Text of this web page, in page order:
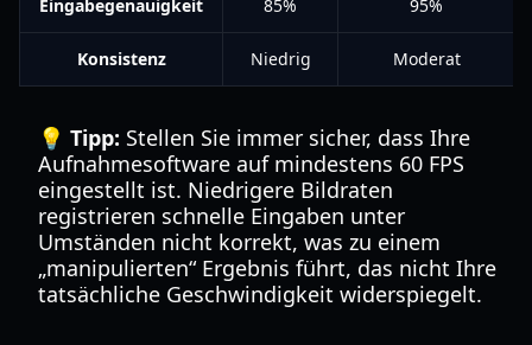
Eingabegenauigkeit 85% 95%
Konsistenz Niedrig Moderat
💡 Tipp: Stellen Sie immer sicher, dass Ihre
Aufnahmesoftware auf mindestens 60 FPS
eingestellt ist. Niedrigere Bildraten
registrieren schnelle Eingaben unter
Umständen nicht korrekt, was zu einem
„manipulierten“ Ergebnis führt, das nicht Ihre
tatsächliche Geschwindigkeit widerspiegelt.